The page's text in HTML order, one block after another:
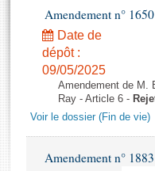
Propositions de loi
Amendements
Textes adoptés
Rapports d'information
Rapports d'enquête
Rapports législatifs
Rapports sur
Histoire
Juniors
Anciennes
Liens vers les sites
Contacts et plan
Photos libres de
Amendement n°
Date de
dépôt :
09/05/2025
Amendement de M.
Ray - Article 6 -
Voir le dossier (Fin de vie)
Amendement n°